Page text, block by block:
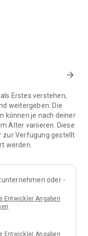
Alle sehen
erstellen und
und erledigt den
Importiere
sie
arrow_forward
Erstes verstehen,
weitergeben. Die
können je nach deiner
Alter variieren. Diese
zur Verfügung gestellt
werden.
oder -
Entwickler Angaben
Entwickler Angaben